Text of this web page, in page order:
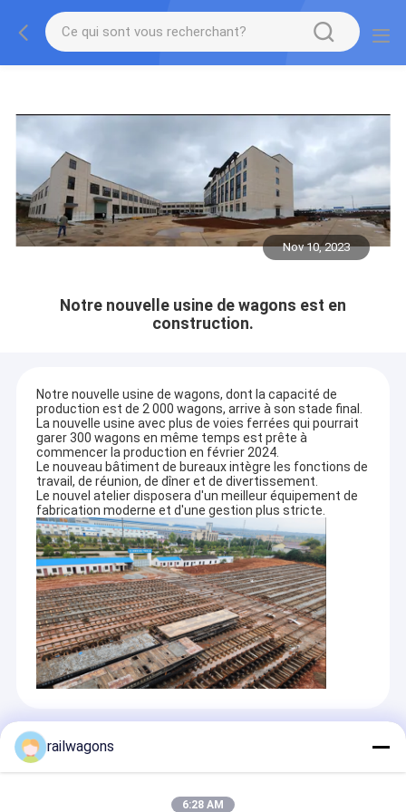
Nov 10, 2023
Notre nouvelle usine de wagons est en
construction.
Notre nouvelle usine de wagons, dont la capacité de
production est de 2 000 wagons, arrive à son stade final.
La nouvelle usine avec plus de voies ferrées qui pourrait
garer 300 wagons en même temps est prête à
commencer la production en février 2024.
Le nouveau bâtiment de bureaux intègre les fonctions de
travail, de réunion, de dîner et de divertissement.
Le nouvel atelier disposera d'un meilleur équipement de
fabrication moderne et d'une gestion plus stricte.
Recommended Products
railwagons
6:28 AM